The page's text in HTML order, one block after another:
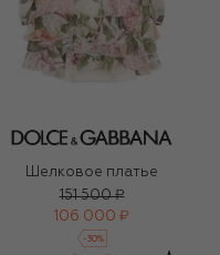
Шелковое платье
151 500 ₽
106 000 ₽
-30%